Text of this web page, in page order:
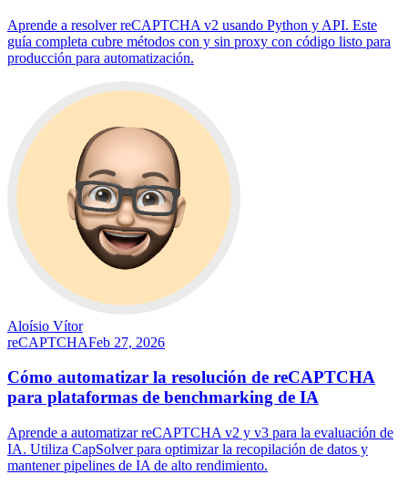
Aprende a resolver reCAPTCHA v2 usando Python y API. Este
guía completa cubre métodos con y sin proxy con código listo para
producción para automatización.
Aloísio Vítor
reCAPTCHAFeb 27, 2026
Cómo automatizar la resolución de reCAPTCHA
para plataformas de benchmarking de IA
Aprende a automatizar reCAPTCHA v2 y v3 para la evaluación de
IA. Utiliza CapSolver para optimizar la recopilación de datos y
mantener pipelines de IA de alto rendimiento.